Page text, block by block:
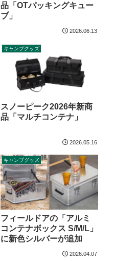
品「OTパッキングキュー
ブ」
2026.06.13
キャンプグッズ
スノーピーク2026年新商
品「マルチコンテナ」
2026.05.16
キャンプグッズ
フィールドアの「アルミ
コンテナボックス S/M/L」
に新色シルバーが追加
2026.04.07